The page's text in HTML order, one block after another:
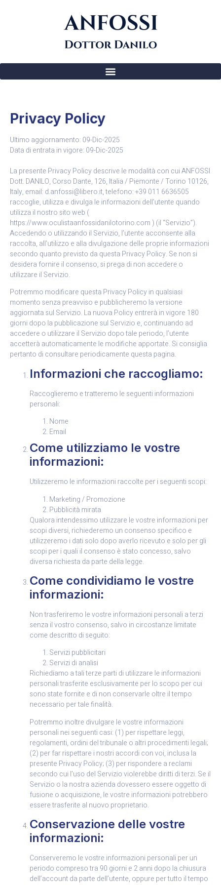
Privacy Policy
Ultimo aggiornamento: 09-Dic-2025
Data di entrata in vigore: 09-Dic-2025
La presente Privacy Policy descrive le modalità con cui ANFOSSI
Dott. DANILO, Corso Dante, 126, Italia / Piemonte / Torino 10126,
Italy, email: d.anfossi@libero.it, telefono: +39 011 6636505
raccoglie, utilizza e divulga le informazioni dell’utente quando
utilizza il nostro sito web (
https://www.oculistaanfossidanilotorino.com ) (il “Servizio”).
Accedendo o utilizzando il Servizio, l’utente acconsente alla
raccolta, all’utilizzo e alla divulgazione delle proprie informazioni
secondo quanto previsto da questa Privacy Policy. Se non si
desidera fornire il consenso, si prega di non accedere o
utilizzare il Servizio.
Potremmo modificare questa Privacy Policy in qualsiasi
momento senza preavviso e pubblicheremo la versione
aggiornata sul Servizio. La nuova Policy entrerà in vigore 180
giorni dopo la pubblicazione sul Servizio e, continuando ad
accedere o utilizzare il Servizio dopo tale periodo, l’utente
accetterà automaticamente le modifiche apportate. Si consiglia
pertanto di consultare periodicamente questa pagina.
Informazioni che raccogliamo:
Raccoglieremo e tratteremo le seguenti informazioni
personali:
Nome
Email
Come utilizziamo le vostre
informazioni:
Utilizzeremo le informazioni raccolte per i seguenti scopi:
Marketing / Promozione
Pubblicità mirata
Qualora intendessimo utilizzare le vostre informazioni per
scopi diversi, richiederemo un consenso specifico e
utilizzeremo i dati solo dopo averlo ricevuto e solo per gli
scopi per i quali il consenso è stato concesso, salvo
diversa richiesta da parte della legge.
Come condividiamo le vostre
informazioni:
Non trasferiremo le vostre informazioni personali a terzi
senza il vostro consenso, salvo in circostanze limitate
come descritto di seguito:
Servizi pubblicitari
Servizi di analisi
Richiediamo a tali terze parti di utilizzare le informazioni
personali trasferite esclusivamente per lo scopo per cui
sono state fornite e di non conservarle oltre il tempo
necessario per tale finalità.
Potremmo inoltre divulgare le vostre informazioni
personali nei seguenti casi: (1) per rispettare leggi,
regolamenti, ordini del tribunale o altri procedimenti legali;
(2) per far rispettare i nostri accordi con voi, inclusa la
presente Privacy Policy; (3) per rispondere a reclami
secondo cui l’uso del Servizio violerebbe diritti di terzi. Se il
Servizio o la nostra azienda dovessero essere oggetto di
fusione o acquisizione, le vostre informazioni potrebbero
essere trasferite al nuovo proprietario.
Conservazione delle vostre
informazioni:
Conserveremo le vostre informazioni personali per un
periodo compreso tra 90 giorni e 2 anni dopo la chiusura
dell’account da parte dell’utente, oppure per tutto il tempo